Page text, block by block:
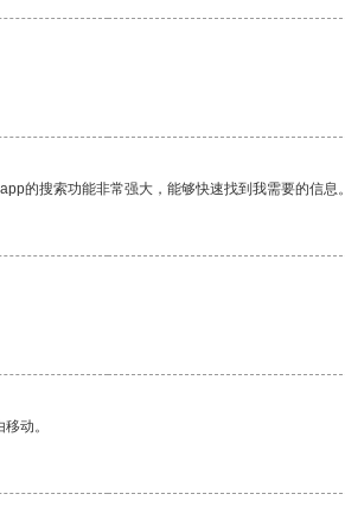
的搜索功能非常强大，能够快速找到我需要的信息。
动。